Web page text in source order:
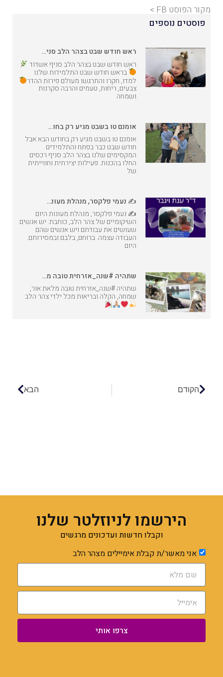
מקור הפוסט FB >
פוסטים נוספים
ראש חודש שבט בצהר הלב סני…
ראש חודש שבט בצהר הלב סניף אשדוד
בראש חודש שבט התלמידות שלנו
למדו, חקרו והתרגשו מעולם פירות ההדר
צבעים, ריחות, טעמים והרבה סקרנות
ושמחה
אומנם טו בשבט מגיע רק בחו…
אומנם טו בשבט מגיע רק בחודש הבא אבל
חודש שבט כבר בפתח והתלמידים
המקסימים שלנו בצהר הלב סניף רכסים
החלו בהכנות. פעילות יצירתית וחווייתית
של
✍️ נעמי פלקסר, מנהלת מעונ…
✍️ נעמי פלקסר, מנהלת מעונות היום
השיקומיים של צהר הלב, כותבת: יש אנשים
שעושים את עבודתם ויש אנשים שהם
העבודה עצמה. ברוחם, בלבם ובמסירותם.
היום
שתהיה #שנה_אזרחית טובה מ…
שתהיה #שנה_אזרחית טובה מלאת אור,
שמחה, הקלה ובריאות מכל ילדי צהר הלב
הקודם הבא
הירשמו לניוזלטר שלנו
וקבלו חדשות ועדכונים מרגשים
אני מאשר/ת קבלת אימיילים מצהר הלב
צרפו אותי